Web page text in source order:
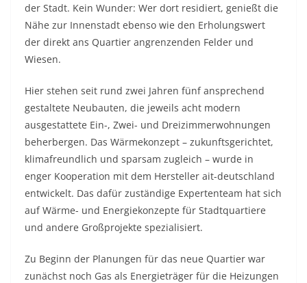
der Stadt. Kein Wunder: Wer dort residiert, genießt die
Nähe zur Innenstadt ebenso wie den Erholungswert
der direkt ans Quartier angrenzenden Felder und
Wiesen.
Hier stehen seit rund zwei Jahren fünf ansprechend
gestaltete Neubauten, die jeweils acht modern
ausgestattete Ein-, Zwei- und Dreizimmerwohnungen
beherbergen. Das Wärmekonzept – zukunftsgerichtet,
klimafreundlich und sparsam zugleich – wurde in
enger Kooperation mit dem Hersteller ait-deutschland
entwickelt. Das dafür zuständige Expertenteam hat sich
auf Wärme- und Energiekonzepte für Stadtquartiere
und andere Großprojekte spezialisiert.
Zu Beginn der Planungen für das neue Quartier war
zunächst noch Gas als Energieträger für die Heizungen